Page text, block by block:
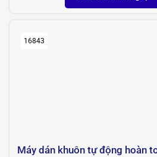
16843
Máy dán khuôn tự động hoàn